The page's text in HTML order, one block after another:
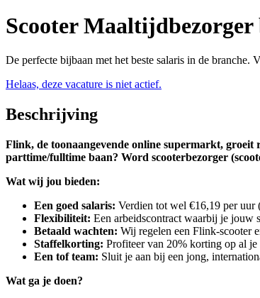
Scooter
De perfecte bijbaan met het beste salaris in de
Helaas, deze vacature is niet actief.
Beschrijving
Flink, de toonaangevende online supermarkt, groeit
parttime/fulltime baan? Word scooterbezorger
Wat wij jou bieden:
Een goed salaris: Verdien tot wel €16,19 per uur
Flexibiliteit: Een arbeidscontract waarbij je jouw
Betaald wachten: Wij regelen een Flink-scooter
Staffelkorting: Profiteer van 20% korting op al
Een tof team: Sluit je aan bij een jong,
Wat ga je doen?